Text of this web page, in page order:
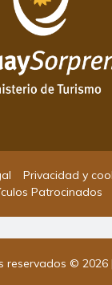
reservados © 2026
Privacidad y
Patrocinados